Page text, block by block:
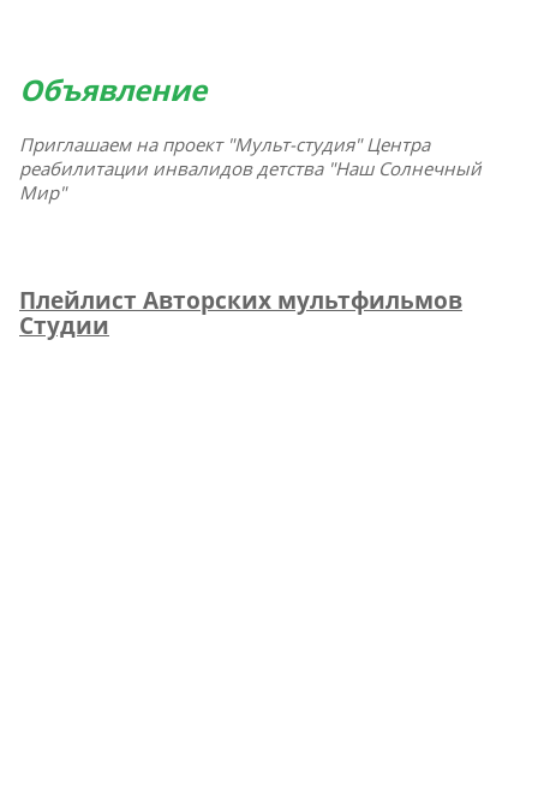
Объявление
Приглашаем на проект "Мульт-студия" Центра
реабилитации инвалидов детства "Наш Солнечный
Мир"
Плейлист Авторских мультфильмов
Студии